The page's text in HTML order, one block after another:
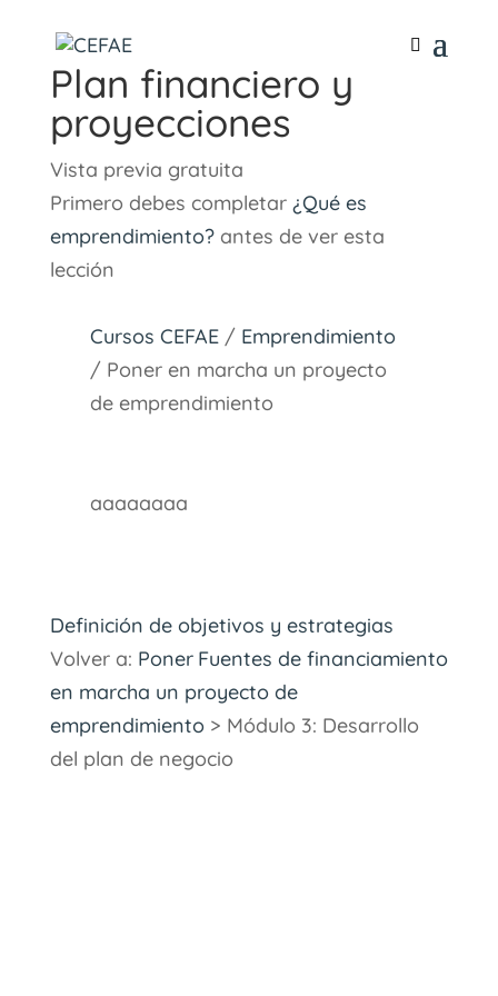
Plan financiero y
proyecciones
Vista previa gratuita
Primero debes completar ¿Qué es
emprendimiento?antes de ver esta
lección
Cursos CEFAE/ Emprendimiento
/ Poner en marcha un proyecto
de emprendimiento
aaaaaaaa
Definición de objetivos y estrategias
Fuentes de financiamiento
Volver a: Poner
en marcha un proyecto de
emprendimiento> Módulo 3: Desarrollo
del plan de negocio